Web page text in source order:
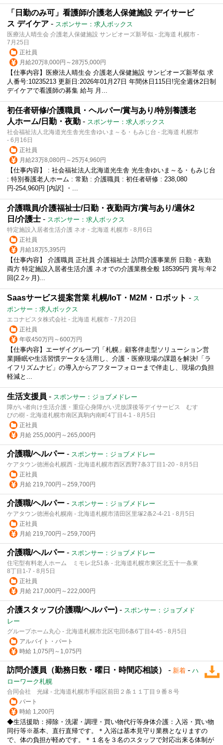
「日勤のみ可」看護師/介護老人保健施設 デイサービ
ス デイケア - スポンサー：求人ボックス
医療法人晴生会 介護老人保健施設 サンビオーズ新琴似 - 北海道 札幌市 -
7月25日
正社員
月給20万8,000円～28万5,000円
【仕事内容】医療法人晴生会 介護老人保健施設 サンビオーズ新琴似 求
人番号:10235213 更新日:2026年01月27日 年間休日115日!完全週休2日制
デイケアで看護師の募集 給与 月...
初任者研修/介護職員・ヘルパー/賞与あり/特別養護老
人ホーム/日勤・夜勤 - スポンサー：求人ボックス
社会福祉法人北海道光生舎光生舎ゆいま～る・もみじ台 - 北海道 札幌市
- 6月16日
正社員
月給23万8,080円～25万4,960円
【仕事内容】 : 社会福祉法人北海道光生舎 光生舎ゆいま～る・もみじ台
: 特別養護老人ホーム : 常勤 : 介護職員 : 初任者研修 : 238,080
円-254,960円 [内訳] ・...
介護職員/介護福祉士/日勤・夜勤両方/賞与あり/週休2
日/介護士 - スポンサー：求人ボックス
特定施設入居者生活介護 ネオ - 北海道 札幌市 - 8月6日
正社員
月給18万5,395円
【仕事内容】 介護職員 正社員 介護福祉士 訪問介護事業所 日勤・夜勤
両方 特定施設入居者生活介護 ネオでの介護業務全般 185395円 賞与:年2
回(2.2ヶ月)...
Saasサービス提案営業 札幌/IoT・M2M・ロボット - ス
ポンサー：求人ボックス
エコナビスタ株式会社 - 北海道 札幌市 - 7月20日
正社員
年収450万円～600万円
【仕事内容】エーザイグループ|「札幌」顧客伴走型ソリューション営
業|睡眠や生活習慣データを活用し、介護・医療現場の課題を解決!「ラ
イフリズムナビ」の導入からアフターフォローまで伴走し、現場の負担
軽減と...
生活支援員 - スポンサー：ジョブメドレー
障がい者向け生活介護・重症心身障がい児放課後等デイサービス むす
びの樹 - 北海道札幌市南区真駒内南町4丁目4-1 - 8月5日
正社員
月給 255,000円～265,000円
介護職/ヘルパー - スポンサー：ジョブメドレー
ケアタウン徳洲会札幌西 - 北海道札幌市西区西野7条3丁目1-20 - 8月5日
正社員
月給 219,700円～259,700円
介護職/ヘルパー - スポンサー：ジョブメドレー
ケアタウン徳洲会札幌南 - 北海道札幌市清田区里塚2条2-4-21 - 8月5日
正社員
月給 219,700円～259,700円
介護職/ヘルパー - スポンサー：ジョブメドレー
住宅型有料老人ホーム ミモレ北51条 - 北海道札幌市東区北五十一条東
8丁目1-7 - 8月5日
正社員
月給 217,000円～222,000円
介護スタッフ(介護職/ヘルパー) - スポンサー：ジョブメド
レー
グループホーム丸心 - 北海道札幌市北区屯田6条6丁目4-45 - 8月5日
アルバイト・パート
時給 1,075円～1,075円
訪問介護員（勤務日数・曜日・時間応相談） - 新着 - ハ
ローワーク札幌
合同会社 光縁 - 北海道札幌市手稲区前田２条１１丁目９番８号
パート
時給 1,200円
◆生活援助：掃除・洗濯・調理・買い物代行等身体介護：入浴・買い物
同行等※基本、直行直帰です。＊入浴は基本見守り 業務となりますの
で、体の負担が軽めです。＊１名を３名のスタッフで対応出来る体制が